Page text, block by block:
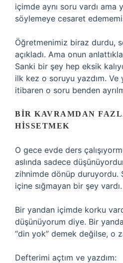
içimde aynı soru vardı ama
söylemeye cesaret
Öğretmenimiz biraz durdu,
açıkladı. Ama onun
Sanki bir şey hep eksik
ilk kez o soruyu yazdım. Ve
itibaren o soru benden
BIR KAVRAMDAN
HISSETMEK
O gece evde ders
aslında sadece
zihnimde dönüp duruyordu.
içine sığmayan bir şey vardı.
Bir yandan içimde korku
düşünüyorum diye. Bir
“din yok” demek değilse, o
Defterimi açtım ve yazdım: